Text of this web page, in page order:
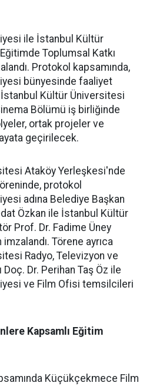
ile İstanbul Kültür
Toplumsal Katkı
Protokol kapsamında,
bünyesinde faaliyet
Kültür Üniversitesi
Bölümü iş birliğinde
ortak projeler ve
geçirilecek.
Ataköy Yerleşkesi'nde
protokol
adına Belediye Başkan
Özkan ile İstanbul Kültür
Prof. Dr. Fadime Üney
Törene ayrıca
Radyo, Televizyon ve
Dr. Perihan Taş Öz ile
ve Film Ofisi temsilcileri
Kapsamlı Eğitim
Küçükçekmece Film